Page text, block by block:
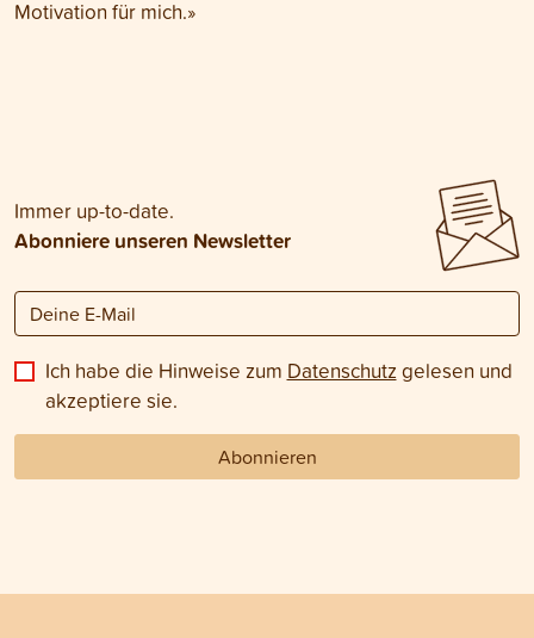
Motivation für mich.»
Immer up-to-date.
Abonniere unseren Newsletter
Ich habe die Hinweise zum Datenschutz gelesen und
akzeptiere sie.
Abonnieren